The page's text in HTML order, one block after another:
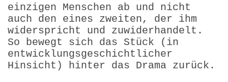
einzigen Menschen ab und nicht
auch den eines zweiten, der ihm
widerspricht und zuwiderhandelt.
So bewegt sich das Stück (in
entwicklungsgeschichtlicher
Hinsicht) hinter das Drama zurück.